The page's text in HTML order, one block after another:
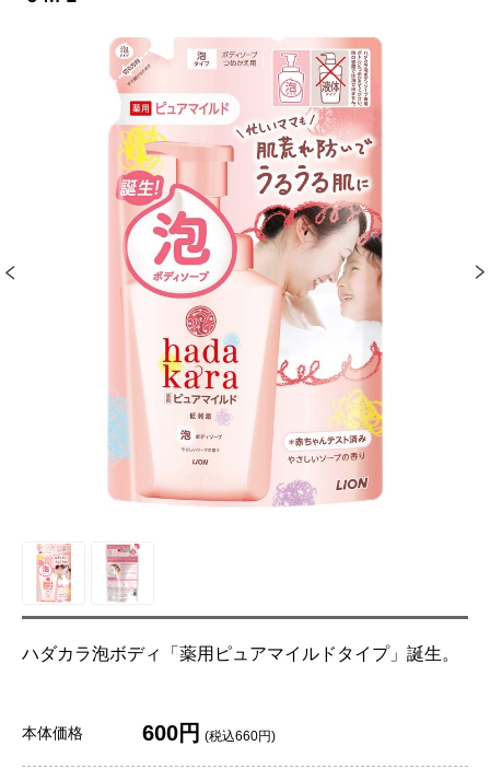
ハダカラ泡ボディ「薬用ピュアマイルドタイプ」誕生。
本体価格 600円 (税込660円)